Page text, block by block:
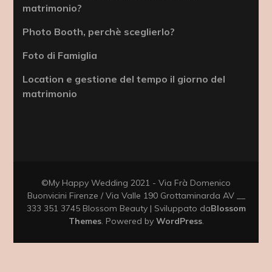
matrimonio?
Photo Booth, perchè sceglierlo?
Foto di Famiglia
Location e gestione del tempo il giorno del
matrimonio
©My Happy Wedding 2021 - Via Frà Domenico
Buonvicini Firenze / Via Valle 190 Grottaminarda AV __
333 351 3745 Blossom Beauty | Sviluppato daBlossom
Themes. Powered by WordPress.